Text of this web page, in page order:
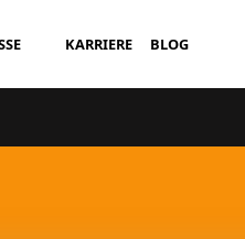
KARRIERE BLOG